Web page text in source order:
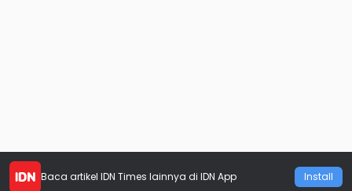
Baca artikel IDN Times lainnya di IDN App Install